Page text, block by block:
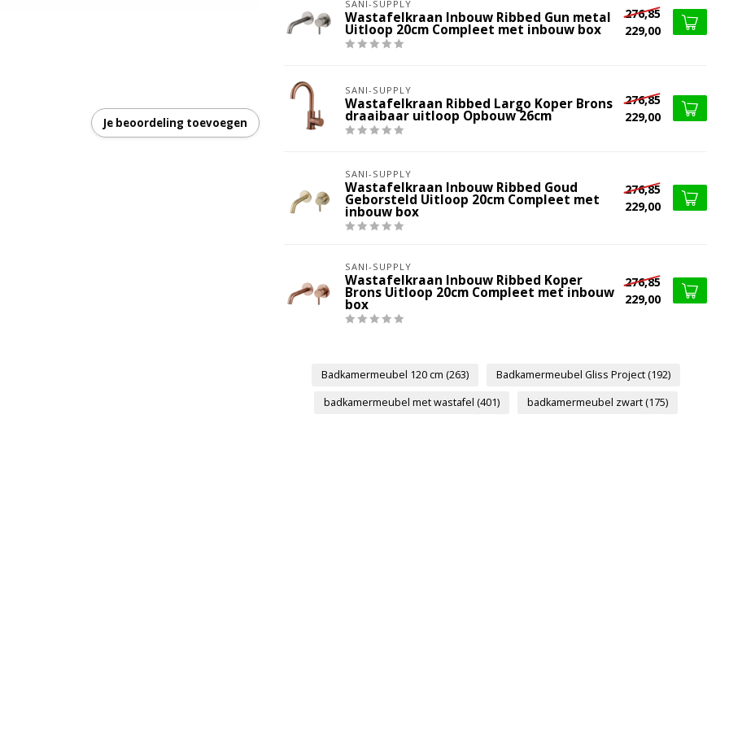
Je beoordeling toevoegen
SANI-SUPPLY
Wastafelkraan Inbouw Ribbed Gun metal
Uitloop 20cm Compleet met inbouw box
276,85
229,00
SANI-SUPPLY
Wastafelkraan Ribbed Largo Koper Brons
draaibaar uitloop Opbouw 26cm
276,85
229,00
SANI-SUPPLY
Wastafelkraan Inbouw Ribbed Goud
Geborsteld Uitloop 20cm Compleet met
inbouw box
276,85
229,00
SANI-SUPPLY
Wastafelkraan Inbouw Ribbed Koper
Brons Uitloop 20cm Compleet met inbouw
box
276,85
229,00
Badkamermeubel 120 cm (263) Badkamermeubel Gliss Project(192)
badkamermeubel met wastafel (401) badkamermeubel zwart(175)